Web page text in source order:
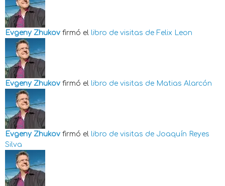
Evgeny Zhukov firmó el libro de visitas de Felix Leon
Evgeny Zhukov firmó el libro de visitas de Matias Alarcón
Evgeny Zhukov firmó el libro de visitas de Joaquín Reyes
Silva